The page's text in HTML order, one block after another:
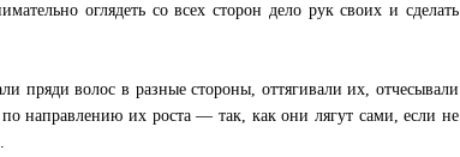
оглядеть со всех сторон дело рук своих и сделать
пряди волос в разные стороны, оттягивали их, отчесывали
направлению их роста — так, как они лягут сами, если не